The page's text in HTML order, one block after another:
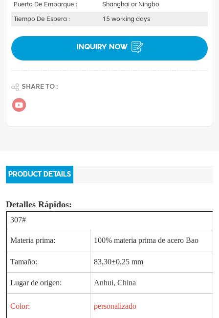
Puerto De Embarque :
Shanghai or Ningbo
Tiempo De Espera :
15 working days
INQUIRY NOW
SHARE TO :
PRODUCT DETAILS
Detalles Rápidos:
307#
Materia prima: 100% materia prima de acero Bao
Tamaño: 83,30±0,25 mm
Lugar de origen: Anhui, China
Color: personalizado